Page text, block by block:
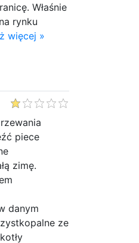
Właśnie
rynku
więcej »
piece
zimę.
danym
ze